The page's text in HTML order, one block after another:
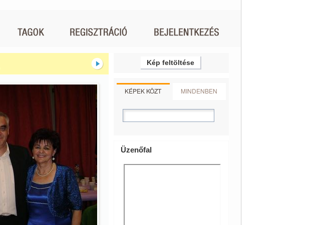
Kép feltöltése
KÉPEK KÖZT MINDENBEN
Üzenőfal